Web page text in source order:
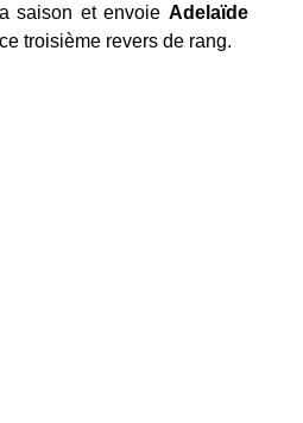
saison et envoie Adelaïde
troisième revers de rang.